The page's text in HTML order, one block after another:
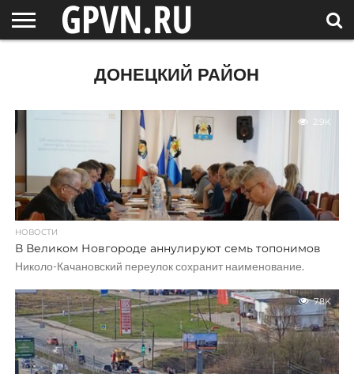
СПЕЦПРОЕКТЫ
ФОТОРЕПОРТАЖИДОНЕЦКИЙ РАЙОН
2.9K
НОВОСТИ
В Великом Новгороде аннулируют семь топонимов
Николо-Качановский переулок сохранит наименование.
7.8K